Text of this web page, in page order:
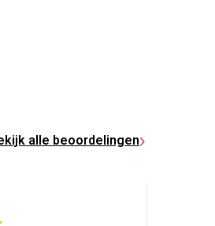
alle beoordelingen